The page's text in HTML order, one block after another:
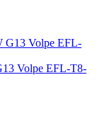
Volpe EFL-T8-